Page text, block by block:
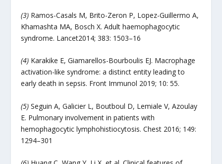
(3) Ramos-Casals M, Brito-Zeron P, Lopez-Guillermo A,
Khamashta MA, Bosch X. Adult haemophagocytic
syndrome. Lancet2014; 383: 1503–16
(4) Karakike E, Giamarellos-Bourboulis EJ. Macrophage
activation-like syndrome: a distinct entity leading to
early death in sepsis. Front Immunol 2019; 10: 55.
(5) Seguin A, Galicier L, Boutboul D, Lemiale V, Azoulay
E. Pulmonary involvement in patients with
hemophagocytic lymphohistiocytosis. Chest 2016; 149:
1294–301